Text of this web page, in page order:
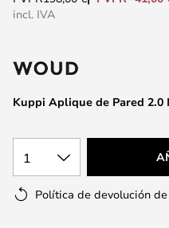
comienzo
galería
imágenes
Kuppi Aplique de Pared 2.0
incl. IVA
1
Política de devolución